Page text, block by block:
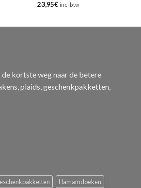
23,95€ incl btw
kortste weg naar de betere
plaids, geschenkpakketten,
Hamamdoeken